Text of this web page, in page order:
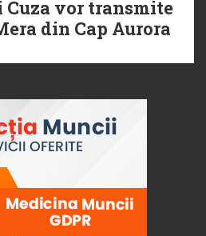
Cuza vor transmite
din Cap Aurora